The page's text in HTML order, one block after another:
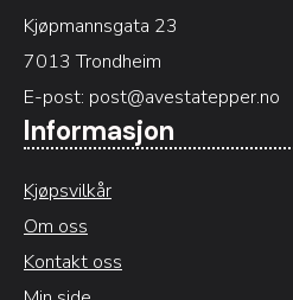
Kjøpmannsgata 23
7013 Trondheim
E-post: post@avestatepper.no
Informasjon
Kjøpsvilkår
Om oss
Kontakt oss